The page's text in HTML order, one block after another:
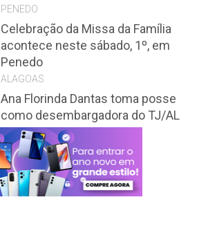
PENEDO
Celebração da Missa da Família
acontece neste sábado, 1º, em
Penedo
ALAGOAS
Ana Florinda Dantas toma posse
como desembargadora do TJ/AL